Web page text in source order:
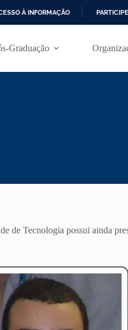
À INFORMAÇÃO PARTICIPE
Graduação
de Tecnologia possui ainda